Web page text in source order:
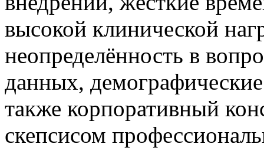
высокой клинической
неопределённость в
данных,
также корпоративный
скепсисом